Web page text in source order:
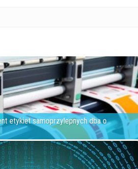
etykiet samoprzylepnych dba o